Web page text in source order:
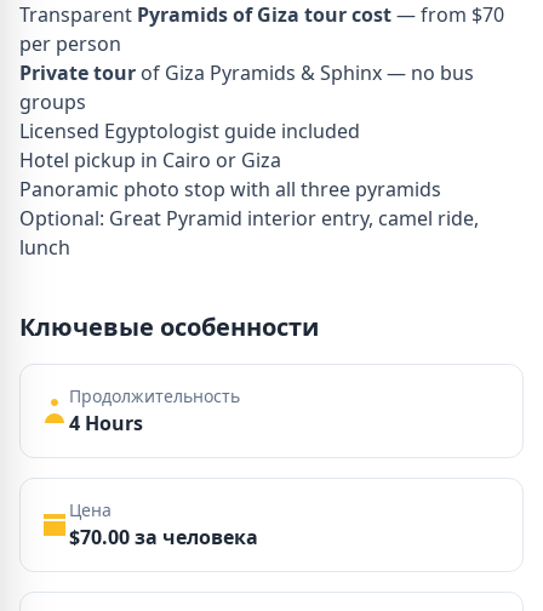
Transparent Pyramids of Giza tour cost— from $70
per person
Private tour of Giza Pyramids & Sphinx — no bus
groups
Licensed Egyptologist guide included
Hotel pickup in Cairo or Giza
Panoramic photo stop with all three pyramids
Optional: Great Pyramid interior entry, camel ride,
lunch
Ключевые особенности
Продолжительность
4 Hours
Цена
$70.00 за человека